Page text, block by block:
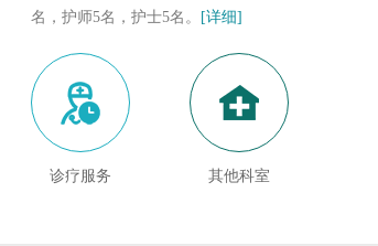
名，护师5名，护士5名。 [详细]
诊疗服务 其他科室